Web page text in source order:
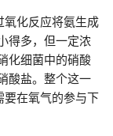
氧化反应将氨生成
得多，但一定浓
化细菌中的硝酸
酸盐。整个这一
要在氧气的参与下